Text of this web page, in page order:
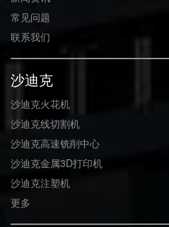
常见问题
联系我们
沙迪克
沙迪克火花机
沙迪克线切割机
沙迪克高速铣削中心
沙迪克金属3D打印机
沙迪克注塑机
更多